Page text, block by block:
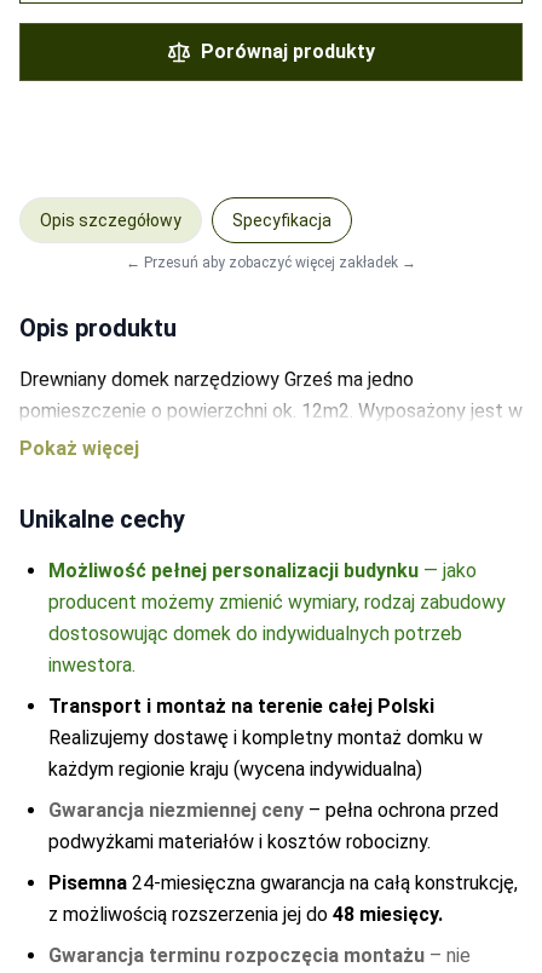
Wiśnia Japońska-0
Sosna-0
Cedr-0
Palisander Średni-
0
Porównaj produkty
Opis szczegółowy Specyfikacja
← Przesuń aby zobaczyć więcej zakładek →
Opis produktu
Drewniany domek narzędziowy Grześ ma jedno
pomieszczenie o powierzchni ok. 12m2. Wyposażony jest w
parę drzwi dwuskrzydłowych, zamykanych na zamek
narzędziownia Grześ to praktyczny domek gospodarczy,
który może stanąć na każdej działce oraz obok domu
mieszkalnego. Ponieważ jego konstrukcja jest dwukrotnie
impregnowana, a następnie pomalowana drewnochronem,
domek można idealnie wkomponować w otoczenie
odpowiednim kolorem impregnatu. Drewniany domek
narzędziowy Grześ jest solidną konstrukcją, która posłuży
każdemu przez długie lata.
Unikalne cechy
Możliwość pełnej personalizacji budynku — jako
producent możemy zmienić wymiary, rodzaj zabudowy
dostosowując domek do indywidualnych potrzeb
inwestora.
Transport i montaż na terenie całej Polski
Realizujemy dostawę i kompletny montaż domku w
każdym regionie kraju (wycena indywidualna)
Gwarancja niezmiennej ceny – pełna ochrona przed
podwyżkami materiałów i kosztów robocizny.
Pisemna 24-miesięczna gwarancja na całą konstrukcję,
z możliwością rozszerzenia jej do 48 miesięcy.
Gwarancja terminu rozpoczęcia montażu – nie